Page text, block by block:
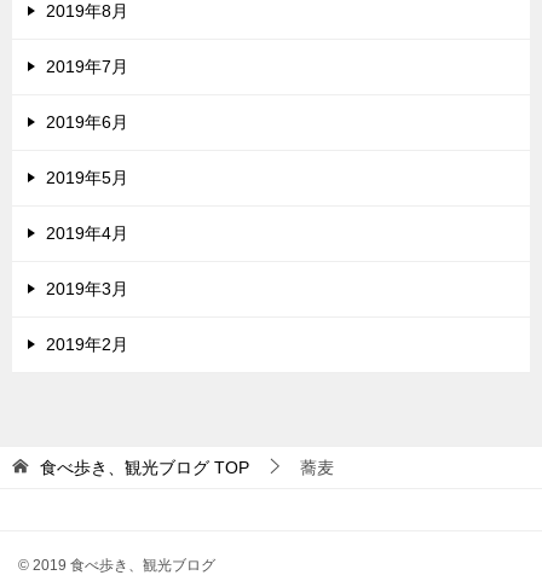
2019年8月
2019年7月
2019年6月
2019年5月
2019年4月
2019年3月
2019年2月
食べ歩き、観光ブログ TOP 蕎麦
© 2019 食べ歩き、観光ブログ